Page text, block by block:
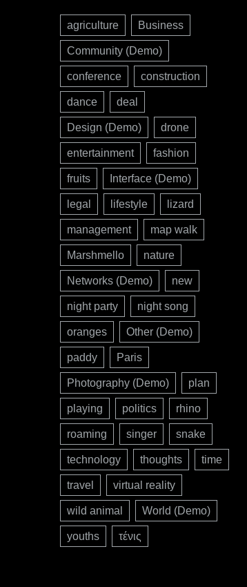
agriculture Business
Community (Demo)
conference construction
dance deal
Design (Demo) drone
entertainment fashion
fruits Interface (Demo)
legal lifestyle lizard
management map walk
Marshmello nature
Networks (Demo) new
night party night song
oranges Other (Demo)
paddy Paris
Photography (Demo) plan
playing politics rhino
roaming singer snake
technology thoughts time
travel virtual reality
wild animal World (Demo)
youths τένις